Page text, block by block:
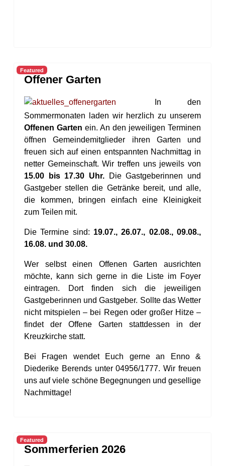
Featured
Offener Garten
In den
Sommermonaten laden wir herzlich zu unserem
Offenen Garten ein. An den jeweiligen Terminen
öffnen Gemeindemitglieder ihren Garten und
freuen sich auf einen entspannten Nachmittag in
netter Gemeinschaft. Wir treffen uns jeweils von
15.00 bis 17.30 Uhr. Die Gastgeberinnen und
Gastgeber stellen die Getränke bereit, und alle,
die kommen, bringen einfach eine Kleinigkeit
zum Teilen mit.
Die Termine sind: 19.07., 26.07., 02.08., 09.08.,
16.08. und 30.08.
Wer selbst einen Offenen Garten ausrichten
möchte, kann sich gerne in die Liste im Foyer
eintragen. Dort finden sich die jeweiligen
Gastgeberinnen und Gastgeber. Sollte das Wetter
nicht mitspielen – bei Regen oder großer Hitze –
findet der Offene Garten stattdessen in der
Kreuzkirche statt.
Bei Fragen wendet Euch gerne an Enno &
Diederike Berends unter 04956/1777. Wir freuen
uns auf viele schöne Begegnungen und gesellige
Nachmittage!
Featured
Sommerferien 2026